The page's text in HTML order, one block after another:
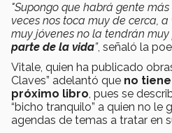
"Supongo que habrá gente
veces nos toca muy de cerca, a
muy jóvenes no la tendrán muy
parte de la vida”, señaló la
Vitale, quien ha publicado
Claves” adelantó que no
próximo libro, pues se
“bicho tranquilo” a quien no le
agendas de temas a tratar en